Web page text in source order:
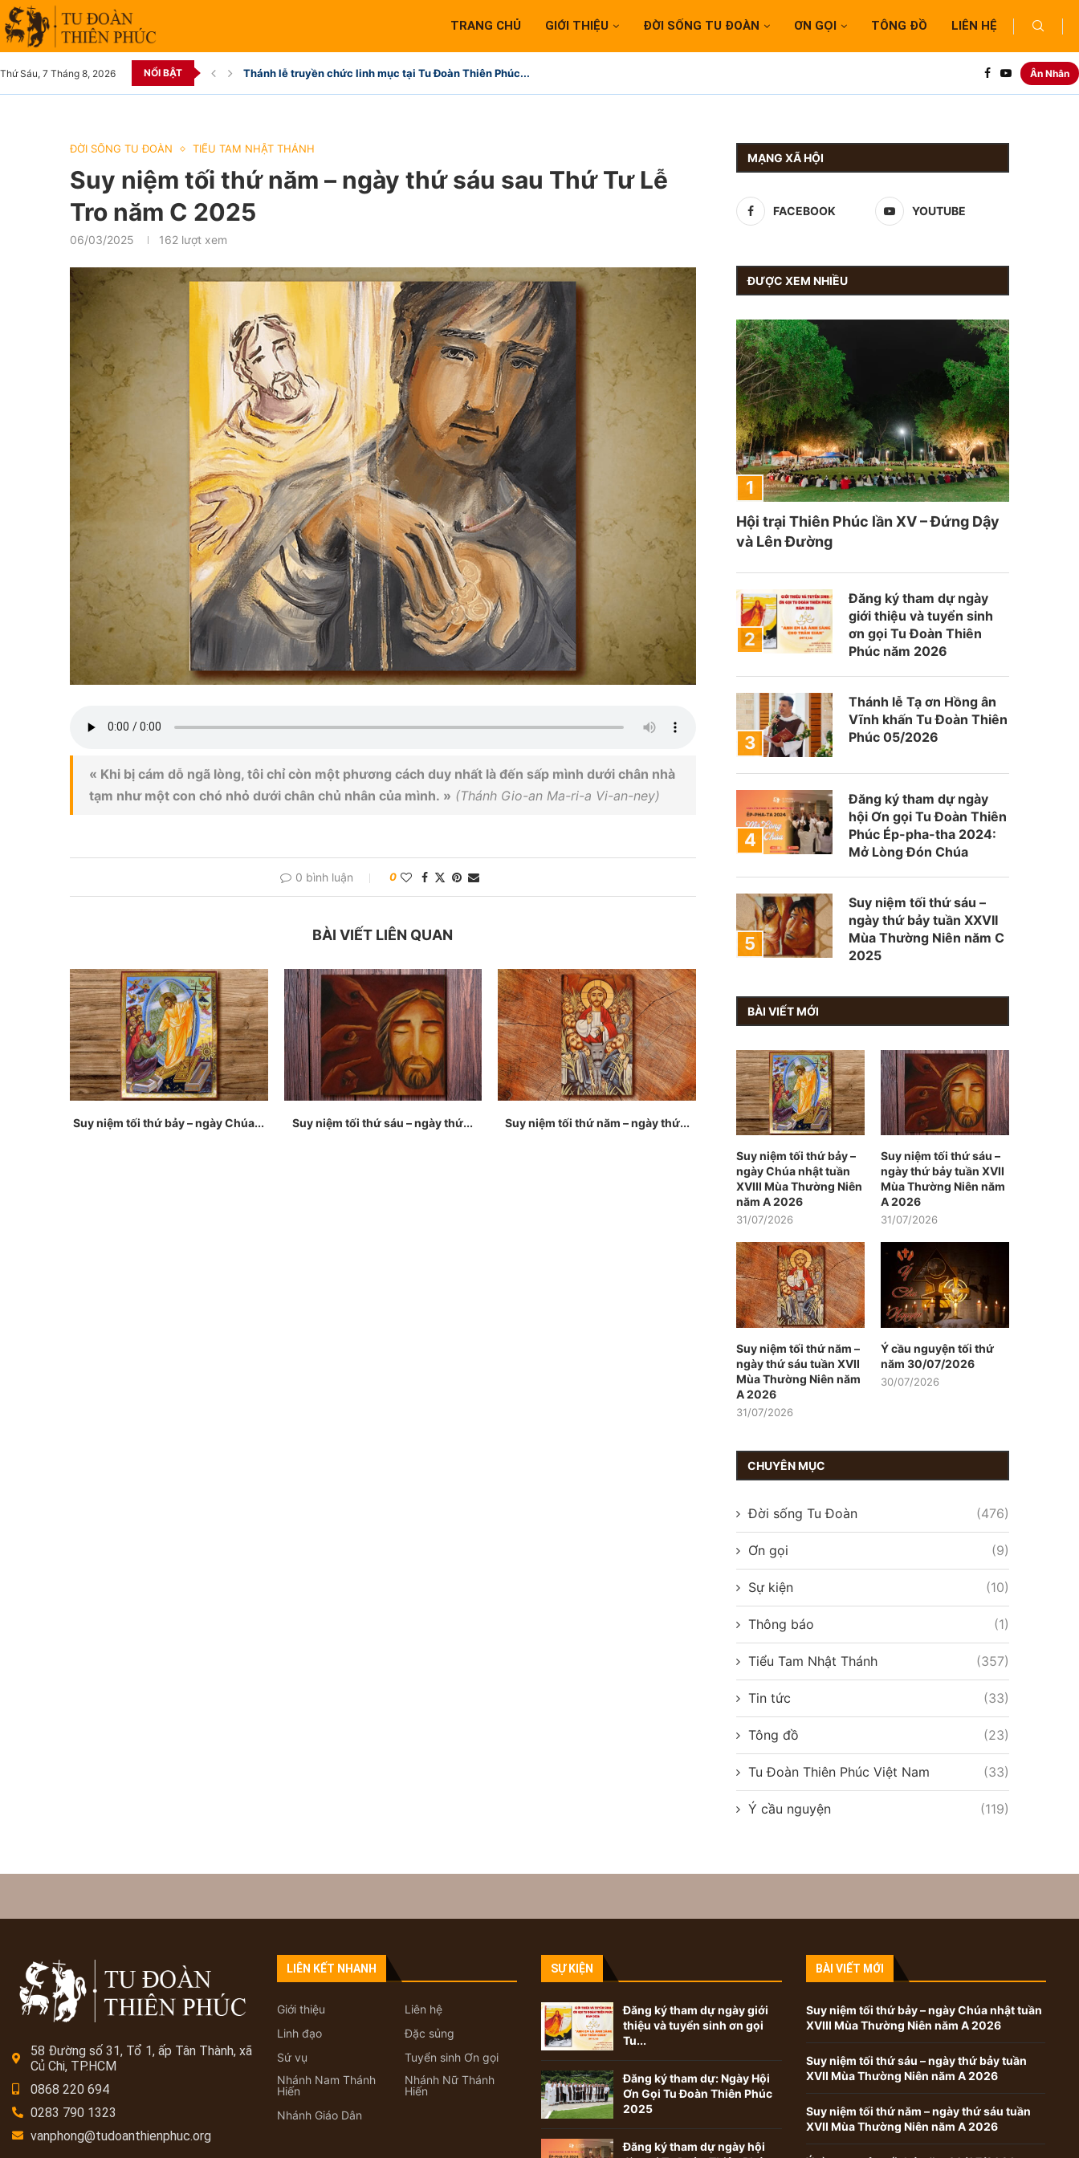
TRANG CHỦ GIỚI THIỆU ĐỜI SỐNG TU ĐOÀN ƠN GỌI TÔNG ĐỒ LIÊN HỆ
Thứ Sáu, 7 Tháng 8, 2026 NỔI BẬT Thánh lễ truyền chức linh mục tại Tu Đoàn Thiên Phúc... Ân Nhân
ĐỜI SỐNG TU ĐOÀN TIỂU TAM NHẬT THÁNH
Suy niệm tối thứ năm – ngày thứ sáu sau Thứ Tư Lễ
Tro năm C 2025
06/03/2025 162 lượt xem
« Khi bị cám dỗ ngã lòng, tôi chỉ còn một phương cách duy nhất là đến sấp mình dưới chân nhà
tạm như một con chó nhỏ dưới chân chủ nhân của mình. » (Thánh Gio-an Ma-ri-a Vi-an-ney)
0 bình luận 0
BÀI VIẾT LIÊN QUAN
Suy niệm tối thứ bảy – ngày Chúa... Suy niệm tối thứ sáu – ngày thứ... Suy niệm tối thứ năm – ngày thứ...
MẠNG XÃ HỘI
FACEBOOK YOUTUBE
ĐƯỢC XEM NHIỀU
Hội trại Thiên Phúc lần XV – Đứng Dậy
và Lên Đường
Đăng ký tham dự ngày
giới thiệu và tuyển sinh
ơn gọi Tu Đoàn Thiên
Phúc năm 2026
Thánh lễ Tạ ơn Hồng ân
Vĩnh khấn Tu Đoàn Thiên
Phúc 05/2026
Đăng ký tham dự ngày
hội Ơn gọi Tu Đoàn Thiên
Phúc Ép-pha-tha 2024:
Mở Lòng Đón Chúa
Suy niệm tối thứ sáu –
ngày thứ bảy tuần XXVII
Mùa Thường Niên năm C
2025
BÀI VIẾT MỚI
Suy niệm tối thứ bảy –
ngày Chúa nhật tuần
XVIII Mùa Thường Niên
năm A 2026
31/07/2026
Suy niệm tối thứ sáu –
ngày thứ bảy tuần XVII
Mùa Thường Niên năm
A 2026
31/07/2026
Suy niệm tối thứ năm –
ngày thứ sáu tuần XVII
Mùa Thường Niên năm
A 2026
31/07/2026
Ý cầu nguyện tối thứ
năm 30/07/2026
30/07/2026
CHUYÊN MỤC
Đời sống Tu Đoàn (476)
Ơn gọi (9)
Sự kiện (10)
Thông báo (1)
Tiểu Tam Nhật Thánh (357)
Tin tức (33)
Tông đồ (23)
Tu Đoàn Thiên Phúc Việt Nam (33)
Ý cầu nguyện (119)
58 Đường số 31, Tổ 1, ấp Tân Thành, xã
Củ Chi, TP.HCM
0868 220 694
0283 790 1323
vanphong@tudoanthienphuc.org
LIÊN KẾT NHANH
Giới thiệu
Liên hệ
Linh đạo
Đặc sủng
Sứ vụ
Tuyển sinh Ơn gọi
Nhánh Nam Thánh
Hiến
Nhánh Nữ Thánh
Hiến
Nhánh Giáo Dân
SỰ KIỆN
Đăng ký tham dự ngày giới
thiệu và tuyển sinh ơn gọi
Tu...
Đăng ký tham dự: Ngày Hội
Ơn Gọi Tu Đoàn Thiên Phúc
2025
Đăng ký tham dự ngày hội
BÀI VIẾT MỚI
Suy niệm tối thứ bảy – ngày Chúa nhật tuần
XVIII Mùa Thường Niên năm A 2026
Suy niệm tối thứ sáu – ngày thứ bảy tuần
XVII Mùa Thường Niên năm A 2026
Suy niệm tối thứ năm – ngày thứ sáu tuần
XVII Mùa Thường Niên năm A 2026